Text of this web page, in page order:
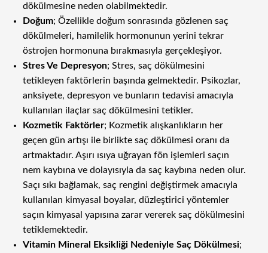
dökülmesine neden olabilmektedir.
Doğum; Özellikle doğum sonrasında gözlenen saç
dökülmeleri, hamilelik hormonunun yerini tekrar
östrojen hormonuna bırakmasıyla gerçekleşiyor.
Stres Ve Depresyon; Stres, saç dökülmesini
tetikleyen faktörlerin başında gelmektedir. Psikozlar,
anksiyete, depresyon ve bunların tedavisi amacıyla
kullanılan ilaçlar saç dökülmesini tetikler.
Kozmetik Faktörler; Kozmetik alışkanlıkların her
geçen gün artışı ile birlikte saç dökülmesi oranı da
artmaktadır. Aşırı ısıya uğrayan fön işlemleri saçın
nem kaybına ve dolayısıyla da saç kaybına neden olur.
Saçı sıkı bağlamak, saç rengini değiştirmek amacıyla
kullanılan kimyasal boyalar, düzleştirici yöntemler
saçın kimyasal yapısına zarar vererek saç dökülmesini
tetiklemektedir.
Vitamin Mineral Eksikliği Nedeniyle Saç Dökülmesi;